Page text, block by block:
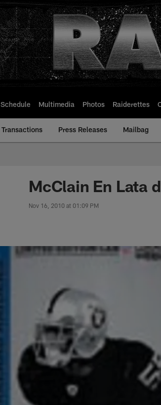
Schedule Multimedia Photos Raiderettes
Transactions Press Releases Mailbag
McClain En Lata
Nov 16, 2010 at 01:09 PM